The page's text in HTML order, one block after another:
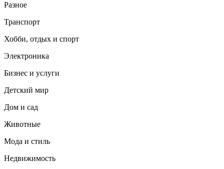
Разное
Транспорт
Хобби, отдых и спорт
Электроника
Бизнес и услуги
Детский мир
Дом и сад
Животные
Мода и стиль
Недвижимость